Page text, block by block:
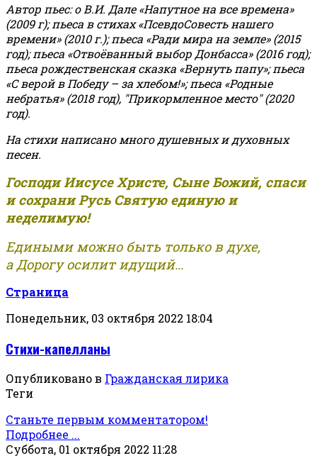
Автор пьес: о В.И. Дале «Напутное на все времена»
(2009 г); пьеса в стихах «ПсевдоСовесть нашего
времени» (2010 г.); пьеса «Ради мира на земле» (2015
год); пьеса «Отвоёванный выбор Донбасса» (2016 год);
пьеса рождественская сказка «Вернуть папу»; пьеса
«С верой в Победу – за хлебом!»;пьеса «Родные
небратья» (2018 год), "Прикормленное место" (2020
год).
На стихи написано много душевных и духовных
песен.
Господи Иисусе Христе, Сыне Божий, спаси
и сохрани Русь Святую единую и
неделимую!
Едиными можно быть только в духе,
а Дорогу осилит идущий...
Страница
Понедельник, 03 октября 2022 18:04
Стихи-капелланы
Опубликовано в Гражданская лирика
Теги
Станьте первым комментатором!
Подробнее ...
Суббота, 01 октября 2022 11:28